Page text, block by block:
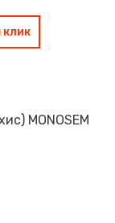
клик
MONOSEM